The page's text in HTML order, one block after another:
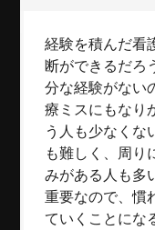
経験を積んだ看
断ができるだろ
分な経験がない
療ミスにもなり
う人も少なくな
も難しく、周り
みがある人も多
重要なので、慣
ていくことにな